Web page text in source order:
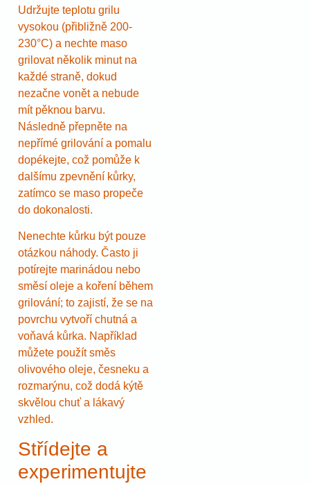
Udržujte teplotu grilu
vysokou (přibližně 200-
230°C) a nechte maso
grilovat několik minut na
každé straně, dokud
nezačne vonět a nebude
mít pěknou barvu.
Následně přepněte na
nepřímé grilování a pomalu
dopékejte, což pomůže k
dalšímu zpevnění kůrky,
zatímco se maso propeče
do dokonalosti.
Nenechte kůrku být pouze
otázkou náhody. Často ji
potírejte marinádou nebo
směsí oleje a koření během
grilování; to zajistí, že se na
povrchu vytvoří chutná a
voňavá kůrka. Například
můžete použít směs
olivového oleje, česneku a
rozmarýnu, což dodá kýtě
skvělou chuť a lákavý
vzhled.
Střídejte a
experimentujte